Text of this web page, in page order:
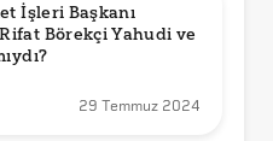
İşleri Başkanı
Börekçi Yahudi ve
29 Temmuz 2024